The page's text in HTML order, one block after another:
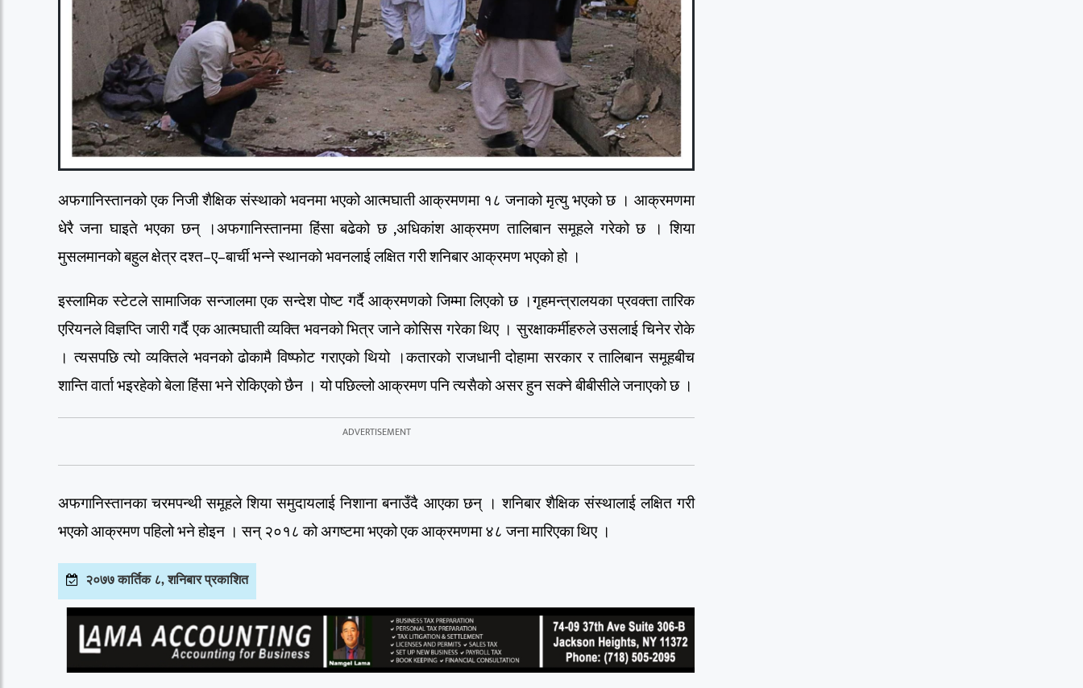
अफगानिस्तानको एक निजी शैक्षिक संस्थाको भवनमा भएको आत्मघाती आक्रमणमा १८ जनाको मृत्यु भएको छ । आक्रमणमा
धेरै जना घाइते भएका छन् ।अफगानिस्तानमा हिंसा बढेको छ ,अधिकांश आक्रमण तालिबान समूहले गरेको छ । शिया
मुसलमानको बहुल क्षेत्र दश्त–ए–बार्ची भन्ने स्थानको भवनलाई लक्षित गरी शनिबार आक्रमण भएको हो ।
इस्लामिक स्टेटले सामाजिक सन्जालमा एक सन्देश पोष्ट गर्दै आक्रमणको जिम्मा लिएको छ ।गृहमन्त्रालयका प्रवक्ता तारिक
एरियनले विज्ञप्ति जारी गर्दै एक आत्मघाती व्यक्ति भवनको भित्र जाने कोसिस गरेका थिए । सुरक्षाकर्मीहरुले उसलाई चिनेर रोके
। त्यसपछि त्यो व्यक्तिले भवनको ढोकामै विष्फोट गराएको थियो ।कतारको राजधानी दोहामा सरकार र तालिबान समूहबीच
शान्ति वार्ता भइरहेको बेला हिंसा भने रोकिएको छैन । यो पछिल्लो आक्रमण पनि त्यसैको असर हुन सक्ने बीबीसीले जनाएको छ ।
अफगानिस्तानका चरमपन्थी समूहले शिया समुदायलाई निशाना बनाउँदै आएका छन् ।शनिबार शैक्षिक संस्थालाई लक्षित गरी
भएको आक्रमण पहिलो भने होइन । सन् २०१८ को अगष्टमा भएको एक आक्रमणमा ४८ जना मारिएका थिए ।
२०७७ कार्तिक ८, शनिबार प्रकाशित